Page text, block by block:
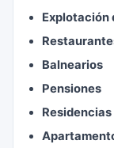
Explotación
Balnearios
Pensiones
Residencias